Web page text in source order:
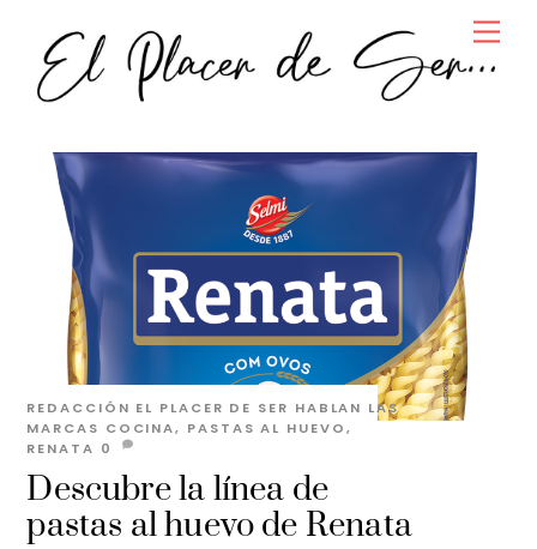
content
Descubre la línea de
pastas al huevo de Renata
REDACCIÓN EL PLACER DE SER HABLAN LAS
MARCAS COCINA, PASTAS AL HUEVO,
RENATA 0